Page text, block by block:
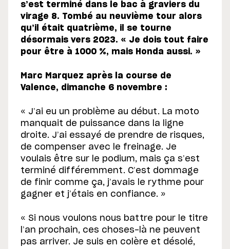
s’est terminé dans le bac à graviers du
virage 8. Tombé au neuvième tour alors
qu’il était quatrième, il se tourne
désormais vers 2023. « Je dois tout faire
pour être à 1000 %, mais Honda aussi. »
Marc Marquez après la course de
Valence, dimanche 6 novembre :
« J’ai eu un problème au début. La moto
manquait de puissance dans la ligne
droite. J’ai essayé de prendre de risques,
de compenser avec le freinage. Je
voulais être sur le podium, mais ça s’est
terminé différemment. C’est dommage
de finir comme ça, j’avais le rythme pour
gagner et j’étais en confiance. »
« Si nous voulons nous battre pour le titre
l’an prochain, ces choses-là ne peuvent
pas arriver. Je suis en colère et désolé,